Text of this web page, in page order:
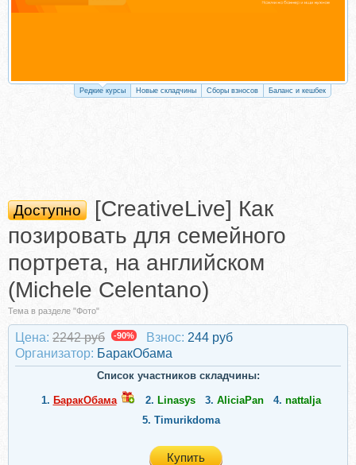
Редкие курсы Новые складчины Сборы взносов Баланс и кешбек
Доступно
[CreativeLive] Как
позировать для семейного
портрета, на английском
(Michele Celentano)
Тема в разделе "Фото"
Цена: 2242 руб -90% Взнос: 244 руб
Организатор: БаракОбама
Список участников складчины:
1. БаракОбама 2. Linasys 3. AliciaPan 4. nattalja
5. Timurikdoma
Купить